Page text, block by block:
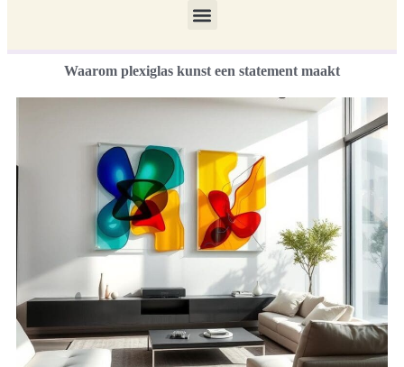
Waarom plexiglas kunst een statement maakt